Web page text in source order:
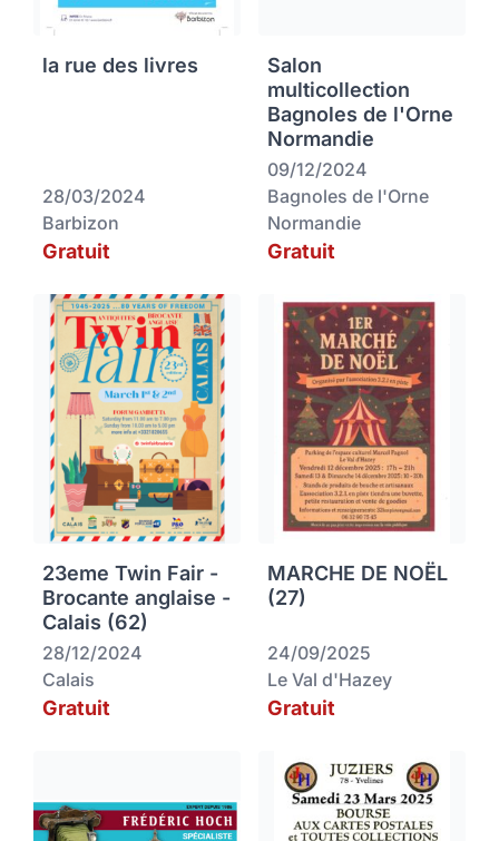
la rue des livres
28/03/2024
Barbizon
Gratuit
Salon
multicollection
Bagnoles de l'Orne
Normandie
09/12/2024
Bagnoles de l'Orne
Normandie
Gratuit
23eme Twin Fair -
Brocante anglaise -
Calais (62)
28/12/2024
Calais
Gratuit
MARCHE DE NOËL
(27)
24/09/2025
Le Val d'Hazey
Gratuit